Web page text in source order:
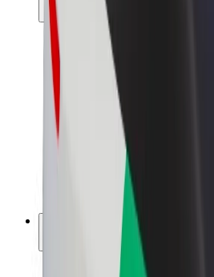
Ricavi autista
Ricavi corriere
Esercenti Bolt Food
Lavora con noi